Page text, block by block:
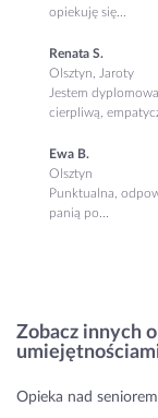
opiekuję się...
Renata S.
Olsztyn, Jaroty
Jestem
cierpliwą,
Ewa B.
Olsztyn
Punktualna,
panią po...
Zobacz innych
Opieka nad